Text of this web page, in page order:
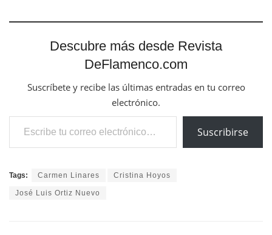
Descubre más desde Revista
DeFlamenco.com
Suscríbete y recibe las últimas entradas en tu correo
electrónico.
Escribe tu correo electrónico…
Suscribirse
Tags: Carmen Linares Cristina Hoyos
José Luis Ortiz Nuevo